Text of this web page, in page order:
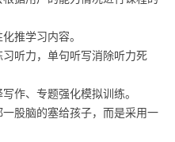
推学习内容。
听力，单句听写消除听力死
作、专题强化模拟训练。
股脑的塞给孩子，而是采用一